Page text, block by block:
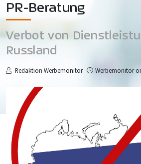
PR-Beratung
Verbot von
Russland
Redaktion Werbemonitor Werbemonitor